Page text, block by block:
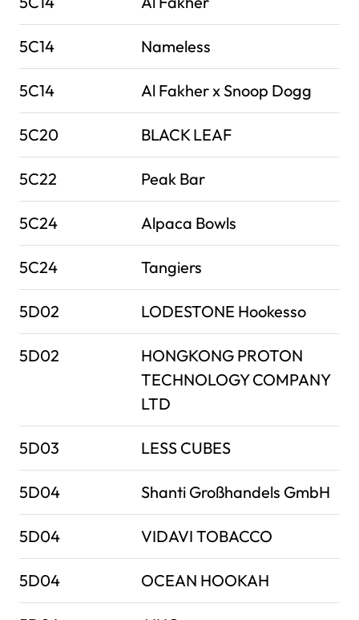
5C14 Nameless
5C14 Al Fakher x Snoop Dogg
5C20 BLACK LEAF
5C22 Peak Bar
5C24 Alpaca Bowls
5C24 Tangiers
5D02 LODESTONE Hookesso
5D02
HONGKONG PROTON
TECHNOLOGY COMPANY
LTD
5D03 LESS CUBES
5D04 Shanti Großhandels GmbH
5D04 VIDAVI TOBACCO
5D04 OCEAN HOOKAH